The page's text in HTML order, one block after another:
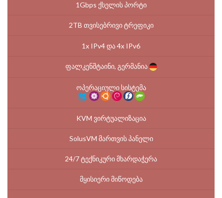
1Gbps ქსელის პორტი
2TB თვისებრივი ტრეფიკი
1x IPv4 და 4x IPv6
ფალკენშტაინი, გერმანია
ოპერაციული სისტემა
KVM ვირტუალიზაცია
SolusVM მართვის პანელი
24/7 ტექნიკური მხარდაჭერა
მყისიერი მიწოდება